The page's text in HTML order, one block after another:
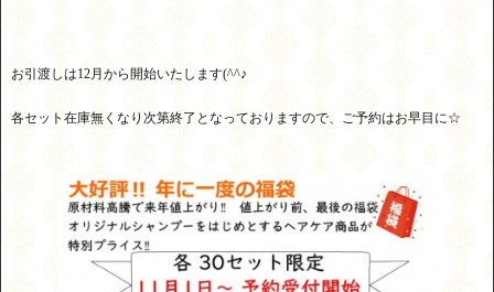
お引渡しは12月から開始いたします(^^♪
各セット在庫無くなり次第終了となっておりますので、ご予約はお早目に☆